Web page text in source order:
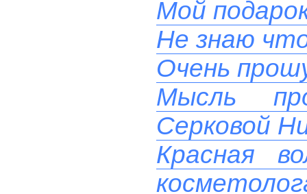
Мой
Не знаю
Очень
Мысль
Серковой
Красная